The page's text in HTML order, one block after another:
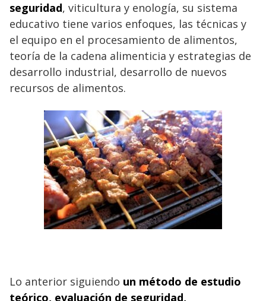
seguridad, viticultura y enología, su sistema
educativo tiene varios enfoques, las técnicas y
el equipo en el procesamiento de alimentos,
teoría de la cadena alimenticia y estrategias de
desarrollo industrial, desarrollo de nuevos
recursos de alimentos.
Lo anterior siguiendo un método de estudio
teórico, evaluación de seguridad,